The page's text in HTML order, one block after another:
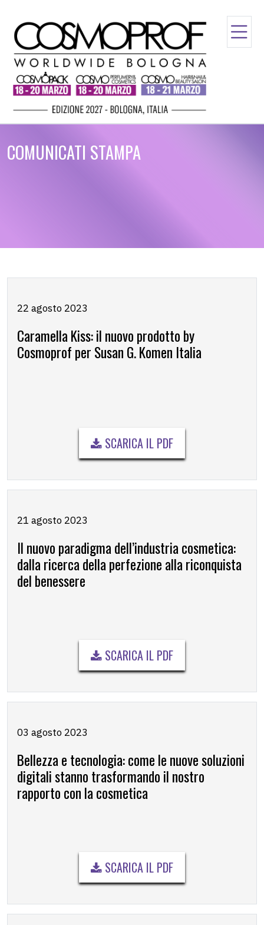
COMUNICATI STAMPA
22 agosto 2023
Caramella Kiss: il nuovo prodotto by
Cosmoprof per Susan G. Komen Italia
SCARICA IL PDF
21 agosto 2023
Il nuovo paradigma dell’industria cosmetica:
dalla ricerca della perfezione alla riconquista
del benessere
SCARICA IL PDF
03 agosto 2023
Bellezza e tecnologia: come le nuove soluzioni
digitali stanno trasformando il nostro
rapporto con la cosmetica
SCARICA IL PDF